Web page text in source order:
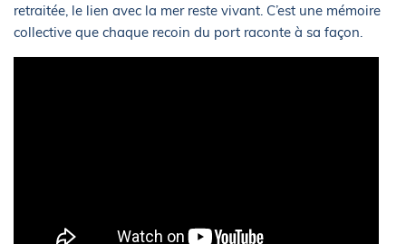
retraitée, le lien avec la mer reste vivant. C’est une mémoire
collective que chaque recoin du port raconte à sa façon.